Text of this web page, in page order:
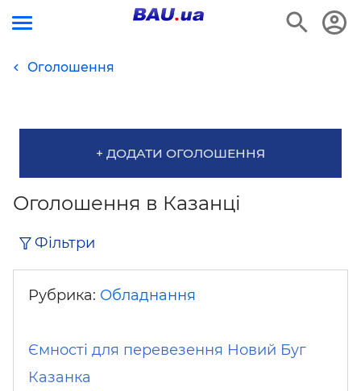
Оголошення
+ ДОДАТИ ОГОЛОШЕННЯ
Оголошення в Казанці
Фільтри
Рубрика: Обладнання
Ємності для перевезення Новий Буг
Казанка